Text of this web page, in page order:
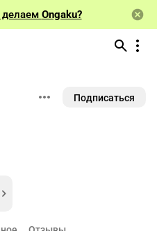
Ongaku?
Подписаться